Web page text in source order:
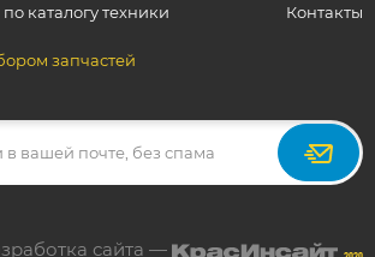
каталогу техники Контакты
запчастей
сайта —